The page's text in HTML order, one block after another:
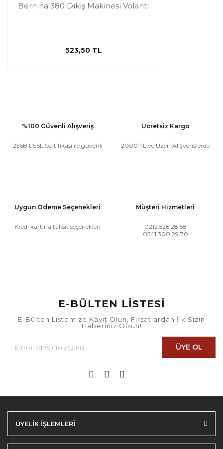
Bernina 380 Dikiş Makinesi Volantı
523,50 TL
%100 Güvenli Alışveriş
256Bit SSL Sertifikası ile güvenli
Ücretsiz Kargo
2000 TL ve Üzeri Alışverişlerde
Uygun Ödeme Seçenekleri
Kredi kartına taksit seçenekleri
Müşteri Hizmetleri
0212 526 28 58
0541 300 29 70
E-BÜLTEN LİSTESİ
E-Bülten Listemize Kayıt Olun, Fırsatlardan İlk Sizin
Haberiniz Olsun!
ÜYE OL
ÜYELİK İŞLEMLERİ